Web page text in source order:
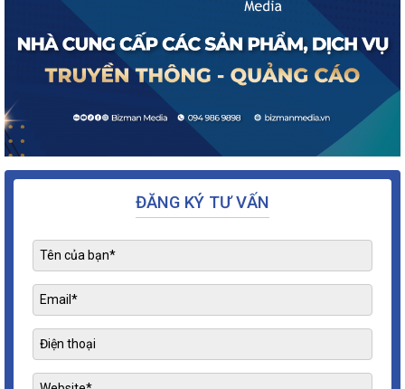
ĐĂNG KÝ TƯ VẤN